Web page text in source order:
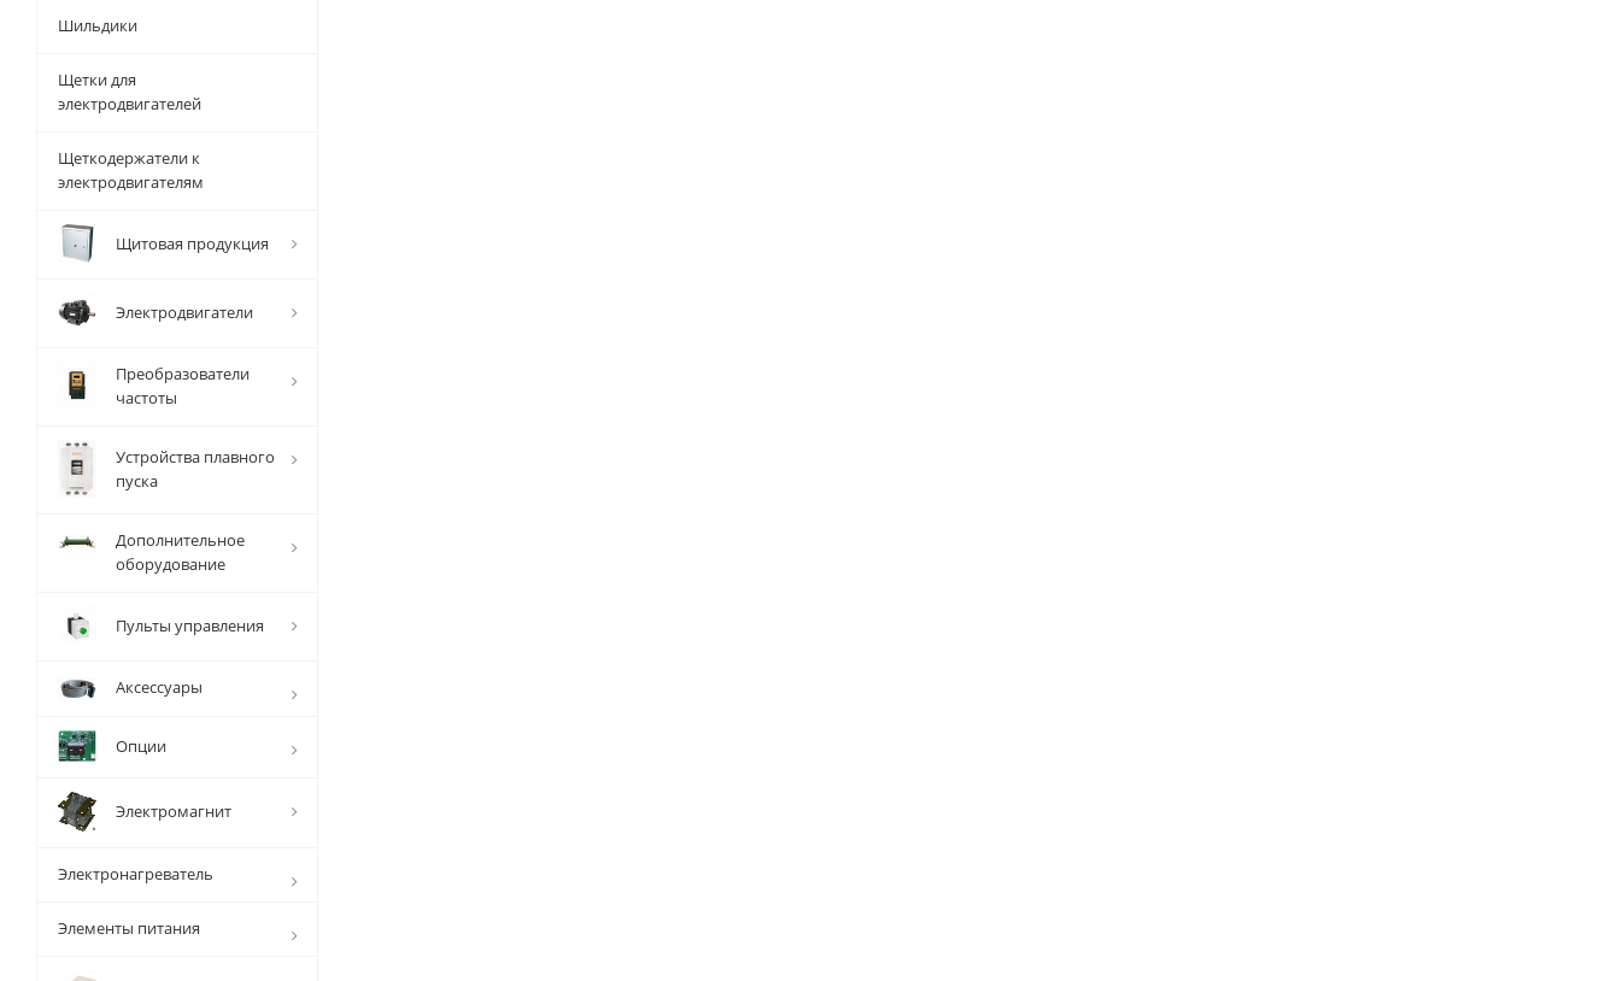
Шильдики
Щетки для
электродвигателей
Щеткодержатели к
электродвигателям
Щитовая продукция
Электродвигатели
Преобразователи
частоты
Устройства плавного
пуска
Дополнительное
оборудование
Пульты управления
Аксессуары
Опции
Электромагнит
Электронагреватель
Элементы питания